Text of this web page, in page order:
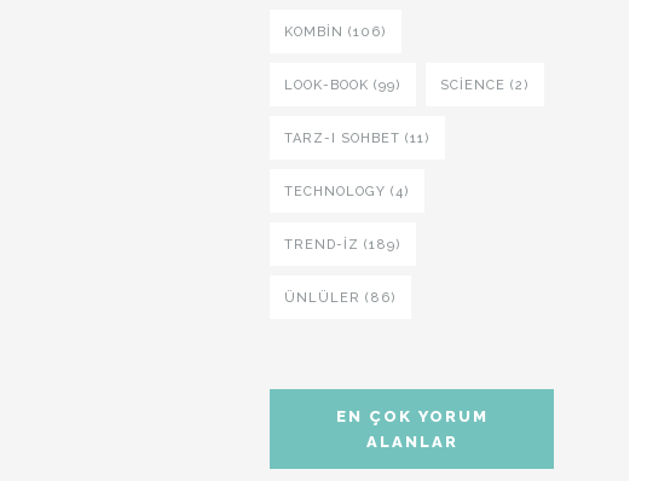
KOMBIN (106)
LOOK-BOOK (99) SCIENCE (2)
TARZ-I SOHBET (11)
TECHNOLOGY (4)
TREND-IZ (189)
ÜNLÜLER (86)
EN ÇOK YORUM
ALANLAR